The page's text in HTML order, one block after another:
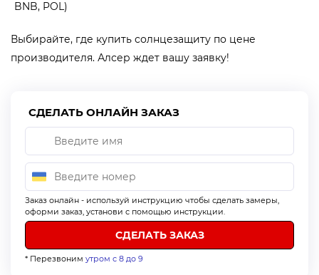
BNB, POL)
Выбирайте, где купить солнцезащиту по цене
производителя. Алсер ждет вашу заявку!
СДЕЛАТЬ ОНЛАЙН ЗАКАЗ
Заказ онлайн - используй инструкцию чтобы сделать замеры,
оформи заказ, установи с помощью инструкции.
* Перезвоним утром с 8 до 9